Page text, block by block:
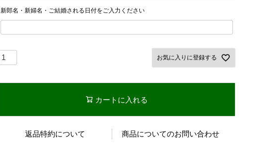
新郎名・新婦名・ご結婚される日付をご入力ください
お気に入りに登録する
カートに入れる
返品特約について 商品についてのお問い合わせ